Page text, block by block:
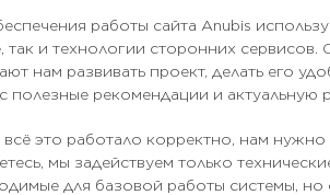
увлажненные волосы
на влажные волосы. Не смывать.
работы сайта Anubis
так и технологии сторонних
нам развивать проект, делать его
полезные рекомендации и актуальную
это работало корректно, нам нужно
мы задействуем только
для базовой работы системы,